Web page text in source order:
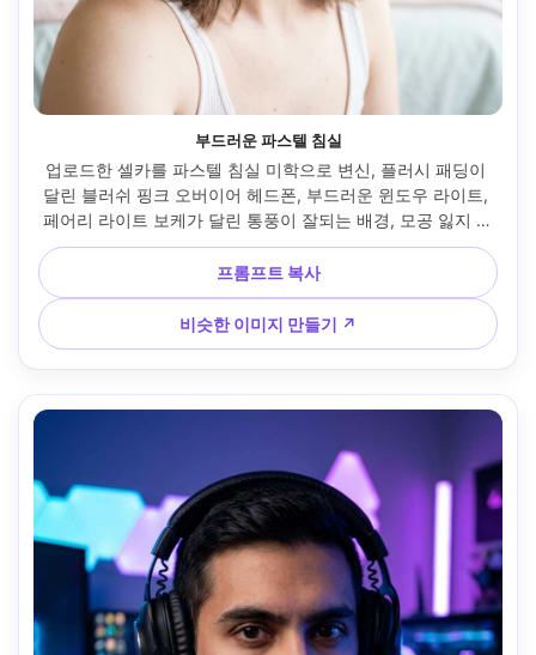
부드러운 파스텔 침실
업로드한 셀카를 파스텔 침실 미학으로 변신, 플러시 패딩이
달린 블러쉬 핑크 오버이어 헤드폰, 부드러운 윈도우 라이트,
페어리 라이트 보케가 달린 통풍이 잘되는 배경, 모공 잃지 않
고 부드러운 피부 매끄러움, Sony A7IV 50mm f/1.8로 촬영,
클로즈업 프레임, 꿈같지만 현실적인 색상 등급 --ar 4:5
프롬프트 복사
비슷한 이미지 만들기 ↗